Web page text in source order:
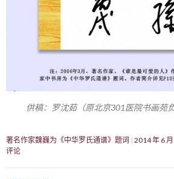
供稿：罗沈茹（原北京301医院书画
著名作家魏巍为《中华罗氏通谱》题词 2014 年 6 月
评论